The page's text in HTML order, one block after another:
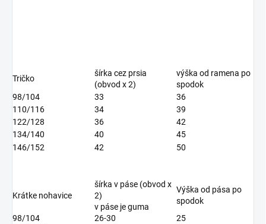
Tričko
šírka cez prsia
(obvod x 2)
výška od ramena po
spodok
98/104
33
36
110/116
34
39
122/128
36
42
134/140
40
45
146/152
42 50
Krátke nohavice
šírka v páse (obvod x
2)
v páse je guma
Výška od pása po
spodok
98/104
26-30
25